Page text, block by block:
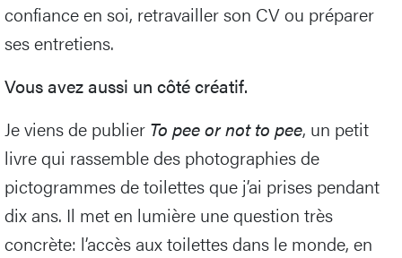
confiance en soi, retravailler son CV ou préparer
ses entretiens.
Vous avez aussi un côté créatif.
Je viens de publier To pee or not to pee, un petit
livre qui rassemble des photographies de
pictogrammes de toilettes que j’ai prises pendant
dix ans. Il met en lumière une question très
concrète: l’accès aux toilettes dans le monde, en